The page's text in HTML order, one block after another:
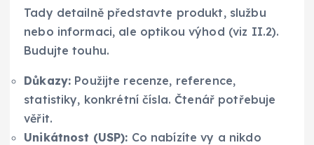
Tady detailně představte produkt, službu
nebo informaci, ale optikou výhod (viz II.2).
Budujte touhu.
Důkazy: Použijte recenze, reference,
statistiky, konkrétní čísla. Čtenář potřebuje
věřit.
Unikátnost (USP): Co nabízíte vy a nikdo